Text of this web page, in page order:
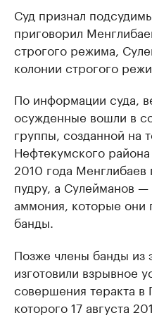
Суд признал
приговорил
строгого режима,
колонии строгого
По информации суда,
осужденные вошли в
группы, созданной на
Нефтекумского
2010 года
пудру, а Сулейманов
аммония, которые они
банды.
Позже члены банды из
изготовили взрывное
совершения теракта в
которого 17 августа